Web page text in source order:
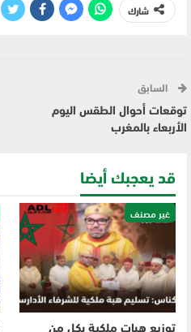
شارك
السابق
توقعات أحوال الطقس اليوم
الأربعاء بالمغرب
قد يعجبك أيضا
غير مصنف
توزيع هبات ملكية بكل من